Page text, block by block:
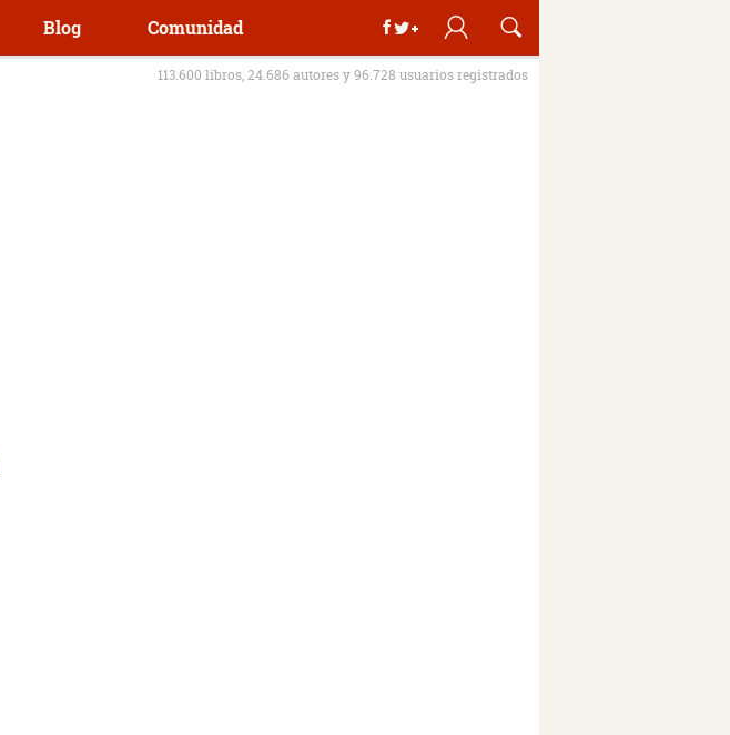
Blog Comunidad
113.600 libros, 24.686 autores y 96.728 usuarios registrados